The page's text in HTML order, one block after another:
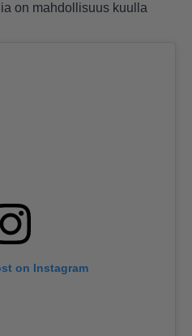
on mahdollisuus kuulla
on Instagram